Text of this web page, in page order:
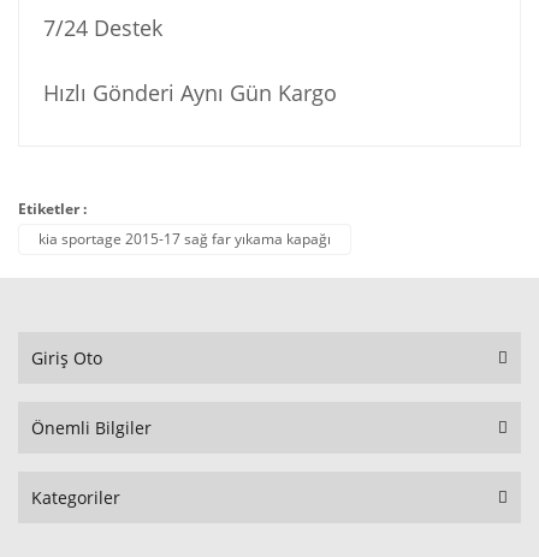
7/24 Destek
Hızlı Gönderi Aynı Gün Kargo
Etiketler :
kia sportage 2015-17 sağ far yıkama kapağı
Giriş Oto
Önemli Bilgiler
Kategoriler